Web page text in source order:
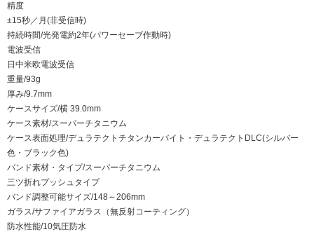
精度
±15秒／月(非受信時)
持続時間/光発電約2年(パワーセーブ作動時)
電波受信
日中米欧電波受信
重量/93g
厚み/9.7mm
ケースサイズ/横 39.0mm
ケース素材/スーパーチタニウム
ケース表面処理/デュラテクトチタンカーバイト・デュラテクトDLC(シルバー
色・ブラック色)
バンド素材・タイプ/スーパーチタニウム
三ツ折れプッシュタイプ
バンド調整可能サイズ/148～206mm
ガラス/サファイアガラス（無反射コーティング）
防水性能/10気圧防水